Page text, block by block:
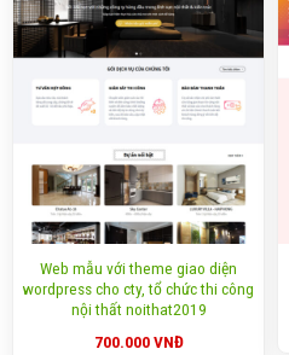
Web mẫu với theme giao diện
wordpress cho cty, tổ chức thi công
nội thất noithat2019
700.000VNĐ